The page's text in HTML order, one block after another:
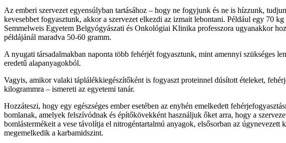
Az emberi szervezet egyensúlyban tartásához – hogy ne fogyjunk és ne is hízzunk,
kevesebbet fogyasztunk, akkor a szervezet elkezdi az izmait lebontani. Például egy 70
Semmelweis Egyetem Belgyógyászati és Onkológiai Klinika professzora ugyanakkor
példájánál maradva 50-60 gramm.
A nyugati társadalmakban naponta több fehérjét fogyasztunk, mint amennyi szükséges
eredetű alapanyagokból.
Vagyis, amikor valaki táplálékkiegészítőként is fogyaszt proteinnel dúsított ételeket,
kilogrammra – ismereti az egyetemi tanár.
Hozzáteszi, hogy egy egészséges ember esetében az enyhén emelkedett
bomlanak, amelyek felszívódnak és építőkövekként használjuk őket arra, hogy a
bomlástermékeit a vese távolítja el nitrogéntartalmú anyagok, elsősorban az
megemelkedik a karbamidszint.